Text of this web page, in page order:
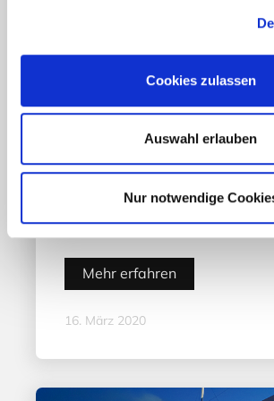
Cookies zulassen
Auswahl erlauben
Nur notwendige
Aktuelles - Nyheter
„Hele Norge klapper“
Mehr erfahren
16. März 2020